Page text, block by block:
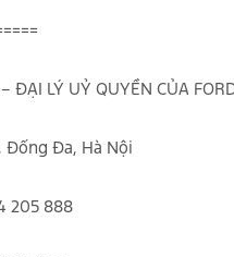
ĐẠI LÝ UỶ QUYỀN CỦA
Đống Đa, Hà Nội
205 888